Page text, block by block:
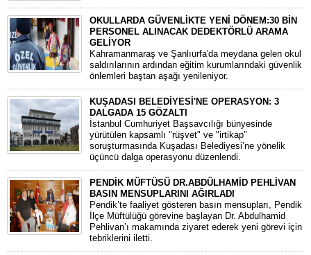
OKULLARDA GÜVENLİKTE YENİ DÖNEM:30 BİN
PERSONEL ALINACAK DEDEKTÖRLÜ ARAMA
GELİYOR
​Kahramanmaraş ve Şanlıurfa'da meydana gelen okul
saldırılarının ardından eğitim kurumlarındaki güvenlik
önlemleri baştan aşağı yenileniyor.
KUŞADASI BELEDİYESİ'NE OPERASYON: 3
DALGADA 15 GÖZALTI
​İstanbul Cumhuriyet Başsavcılığı bünyesinde
yürütülen kapsamlı "rüşvet" ve "irtikap"
soruşturmasında Kuşadası Belediyesi’ne yönelik
üçüncü dalga operasyonu düzenlendi.
PENDİK MÜFTÜSÜ DR.ABDÜLHAMİD PEHLİVAN
BASIN MENSUPLARINI AĞIRLADI
​Pendik’te faaliyet gösteren basın mensupları, Pendik
İlçe Müftülüğü görevine başlayan Dr. Abdulhamid
Pehlivan’ı makamında ziyaret ederek yeni görevi için
tebriklerini iletti.